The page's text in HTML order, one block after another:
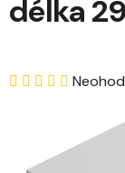
délka
produktu
je